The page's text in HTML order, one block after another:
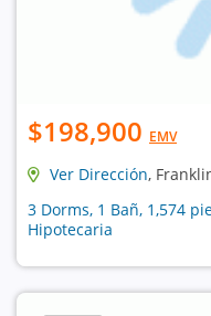
$198,900 EMV
Ver Dirección,
3 Dorms, 1 Bañ, 1,574
Hipotecaria